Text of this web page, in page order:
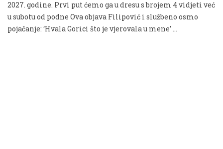
2027. godine. Prvi put ćemo ga u dresu s brojem 4 vidjeti već
u subotu od podne Ova objava Filipović i službeno osmo
pojačanje: ‘Hvala Gorici što je vjerovala u mene’ …